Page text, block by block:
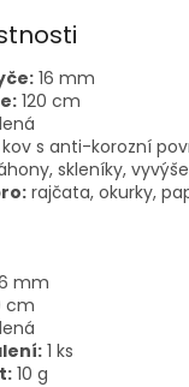
16 mm
120 cm
kov s anti-korozní
skleníky,
rajčata, okurky,
mm
cm
1 ks
10 g